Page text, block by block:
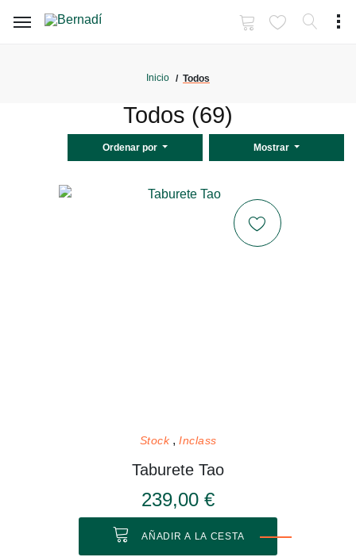
Inicio Todos
Todos (69)
Ordenar por Mostrar
Stock Inclass
Taburete Tao
239,00 €
AÑADIR A LA CESTA